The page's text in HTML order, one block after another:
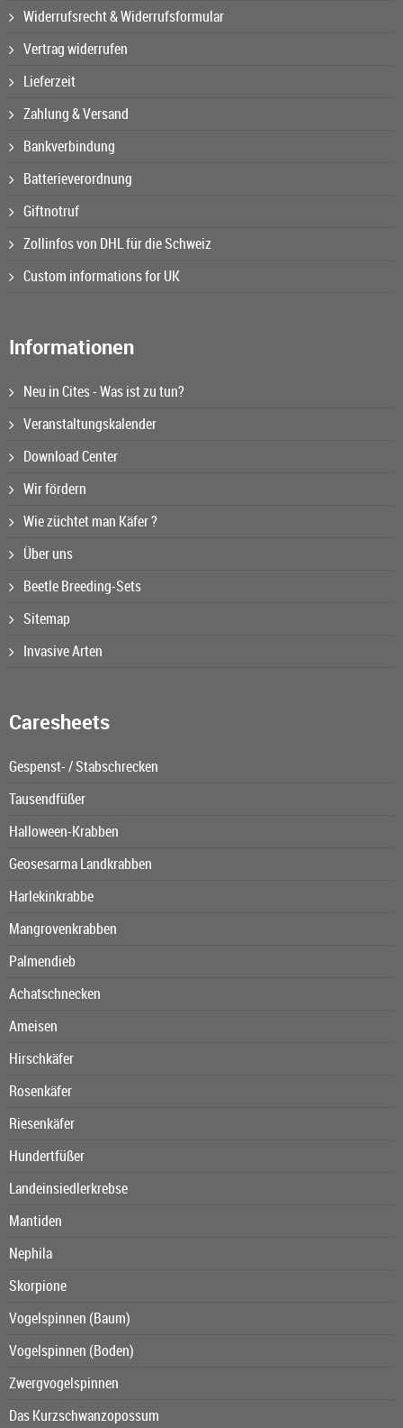
Widerrufsrecht & Widerrufsformular
Vertrag widerrufen
Lieferzeit
Zahlung & Versand
Bankverbindung
Batterieverordnung
Giftnotruf
Zollinfos von DHL für die Schweiz
Custom informations for UK
Informationen
Neu in Cites - Was ist zu tun?
Veranstaltungskalender
Download Center
Wir fördern
Wie züchtet man Käfer ?
Über uns
Beetle Breeding-Sets
Sitemap
Invasive Arten
Caresheets
Gespenst- / Stabschrecken
Tausendfüßer
Halloween-Krabben
Geosesarma Landkrabben
Harlekinkrabbe
Mangrovenkrabben
Palmendieb
Achatschnecken
Ameisen
Hirschkäfer
Rosenkäfer
Riesenkäfer
Hundertfüßer
Landeinsiedlerkrebse
Mantiden
Nephila
Skorpione
Vogelspinnen (Baum)
Vogelspinnen (Boden)
Zwergvogelspinnen
Das Kurzschwanzopossum